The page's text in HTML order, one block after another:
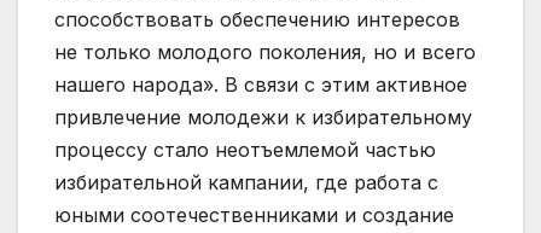
способствовать обеспечению интересов
не только молодого поколения, но и всего
нашего народа». В связи с этим активное
привлечение молодежи к избирательному
процессу стало неотъемлемой частью
избирательной кампании, где работа с
юными соотечественниками и создание